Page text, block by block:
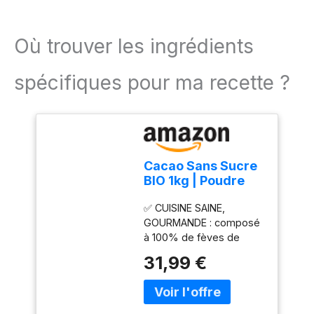
Où trouver les ingrédients
spécifiques pour ma recette ?
Cacao Sans Sucre
BIO 1kg | Poudre
Dégraissées | Goût
intense
✅ CUISINE SAINE,
GOURMANDE : composé
à 100% de fèves de
cultivées en République
Dominicaine, notre Cacao
Bio ne contient que 10 à
31,99 €